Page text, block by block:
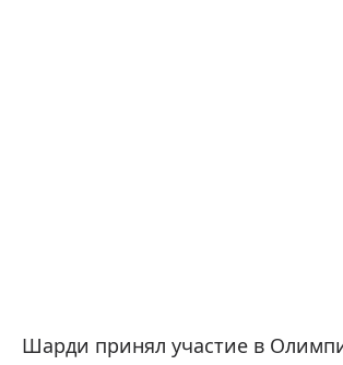
Шарди принял участие в